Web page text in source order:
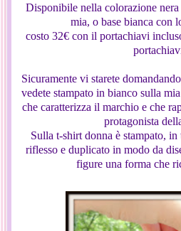
Disponibile nella colorazione
mia, o base bianca con
costo 32€ con il portachiavi
Sicuramente vi starete
vedete stampato in bianco sulla
che caratterizza il marchio e che
protagonista
Sulla t-shirt donna è stampato,
riflesso e duplicato in modo da
figure una forma che